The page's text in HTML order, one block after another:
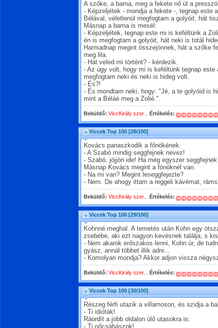
A szőke, a barna, meg a fekete nő ül a
- Képzeljétek - mondja a fekete -, tegnap este
Bélával, véletlenül megfogtam a golyóit, hát
Másnap a barna is mesél:
- Képzeljétek, tegnap este mi is keféltünk a
én is megfogtam a golyóit, hát neki is totál
Harmadnap megint összejönnek, hát a szőke
meg lila.
- Hát veled mi történt? - kérdezik.
- Az úgy volt, hogy mi is keféltünk tegnap este
megfogtam neki és neki is hideg volt.
- És?!
- És mondtam neki, hogy: "Jé, a te golyóid is
mint a Béláé meg a Zolié.".
Beküldő: ViccKirály szer... Értékelés:
Viccek Top 100 [28/100]
Kovács panaszkodik a főnökének:
- A Szabó mindig seggfejnek nevez!
- Szabó, jöjjön ide! Ha még egyszer
Másnap Kovács megint a fönöknél van.
- Na mi van? Megint leseggfejezte?
- Nem. De ahogy ittam a reggeli kávémat,
Beküldő: ViccKirály szer... Értékelés:
Viccek Top 100 [29/100]
Kohnné meghal. A temetés után Kohn egy
zsebébe, aki ezt nagyon kevésnek találja, s
- Nem akarok erőszakos lenni, Kohn úr, de
gyász, annál többet illik adni...
- Komolyan mondja? Akkor adjon vissza
Beküldő: ViccKirály szer... Értékelés:
Viccek Top 100 [30/100]
Részeg férfi utazik a villamoson, és szidja a
- Ti idióták!
Ráordít a jobb oldalon ülő utasokra is:
- Ti nőcsábászok!